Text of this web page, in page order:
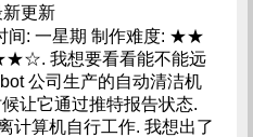
更新
间: 一星期 制作难度: ★★
我想要看看能不能远
公司生产的自动清洁机
让它通过推特报告状态.
计算机自行工作. 我想出了